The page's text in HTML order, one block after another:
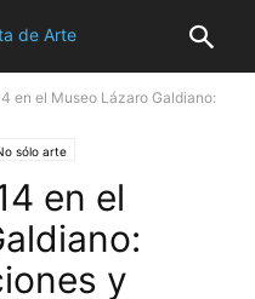
en el Museo Lázaro Galdiano:
sólo arte
en el
y